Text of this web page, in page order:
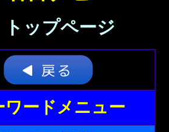
ップページ
ワードメニュー